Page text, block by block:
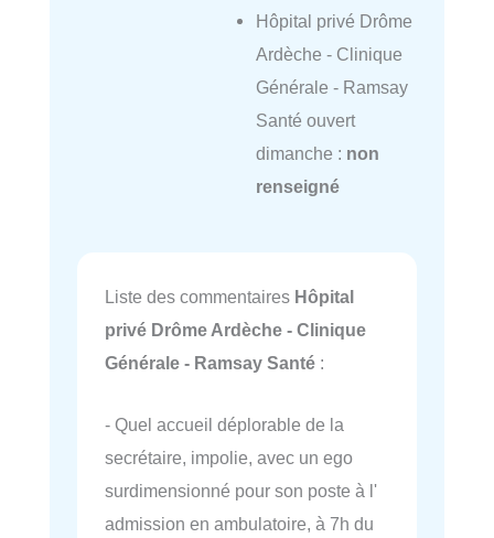
Hôpital privé Drôme
Ardèche - Clinique
Générale - Ramsay
Santé ouvert
dimanche : non
renseigné
Liste des commentaires Hôpital
privé Drôme Ardèche - Clinique
Générale - Ramsay Santé :
- Quel accueil déplorable de la
secrétaire, impolie, avec un ego
surdimensionné pour son poste à l'
admission en ambulatoire, à 7h du